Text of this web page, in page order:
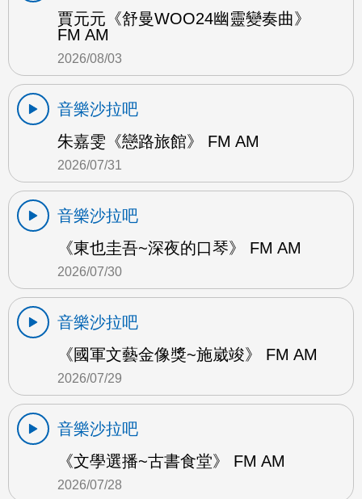
賈元元《舒曼WOO24幽靈變奏曲》
FM AM
2026/08/03
音樂沙拉吧
朱嘉雯《戀路旅館》 FM AM
2026/07/31
音樂沙拉吧
《東也圭吾~深夜的口琴》 FM AM
2026/07/30
音樂沙拉吧
《國軍文藝金像獎~施崴竣》 FM AM
2026/07/29
音樂沙拉吧
《文學選播~古書食堂》 FM AM
2026/07/28